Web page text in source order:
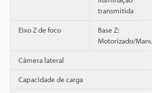
transmitida
Eixo Z de foco
Base Z:
Motorizado/
Câmera lateral
Capacidade de carga